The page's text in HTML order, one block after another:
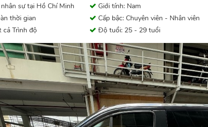
sự tại Hồ Chí Minh
Giới tính: Nam
thời gian
Cấp bậc: Chuyên viên - Nhân viên
cả Trình độ
Độ tuổi: 25 - 29 tuổi